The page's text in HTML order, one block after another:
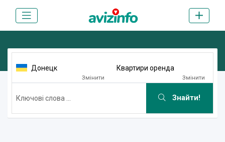
Донецк
Змінити
Квартири оренда
Змінити
Знайти!